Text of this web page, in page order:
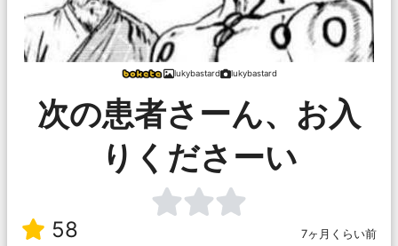
lukybastard lukybastard
次の患者さーん、お入
りくださーい
58
7ヶ月くらい前